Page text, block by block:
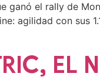
ganó el rally de
agilidad con sus
EL